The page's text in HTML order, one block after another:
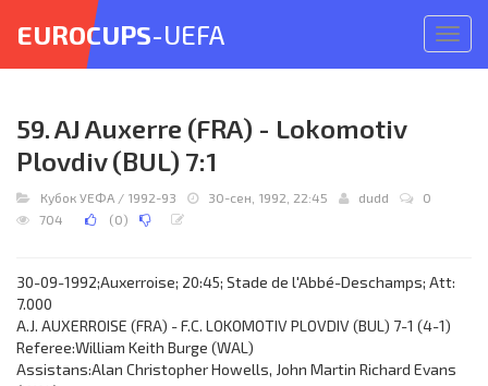
меню
EUROCUPS-UEFA
59. AJ Auxerre (FRA) - Lokomotiv
Plovdiv (BUL) 7:1
Кубок УЕФА / 1992-93 30-сен, 1992, 22:45 dudd
0
704
(0)
30-09-1992;Auxerroise; 20:45; Stade de l'Abbé-Deschamps; Att:
7.000
A.J. AUXERROISE (FRA) - F.C. LOKOMOTIV PLOVDIV (BUL) 7-1 (4-1)
Referee:William Keith Burge (WAL)
Assistans:Alan Christopher Howells, John Martin Richard Evans